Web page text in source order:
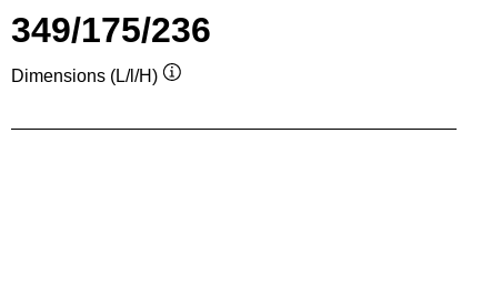
349/175/236
Dimensions (L/l/H)